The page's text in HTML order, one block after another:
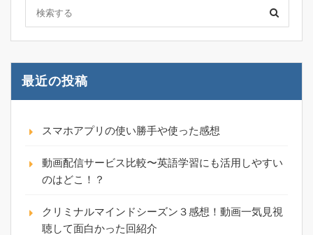
最近の投稿
スマホアプリの使い勝手や使った感想
動画配信サービス比較〜英語学習にも活用しやすい
のはどこ！？
クリミナルマインドシーズン３感想！動画一気見視
聴して面白かった回紹介